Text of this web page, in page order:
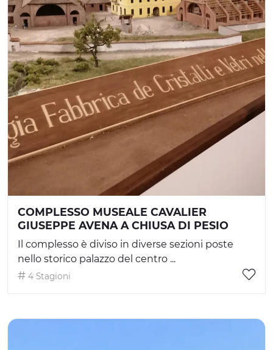
COMPLESSO MUSEALE CAVALIER
GIUSEPPE AVENA A CHIUSA DI PESIO
Il complesso è diviso in diverse sezioni poste
nello storico palazzo del centro ...
4 Stagioni